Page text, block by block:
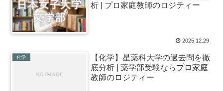
析 | プロ家庭教師のロジティー
2025.12.29
化学
【化学】星薬科大学の過去問を徹
底分析 | 薬学部受験ならプロ家庭
教師のロジティー